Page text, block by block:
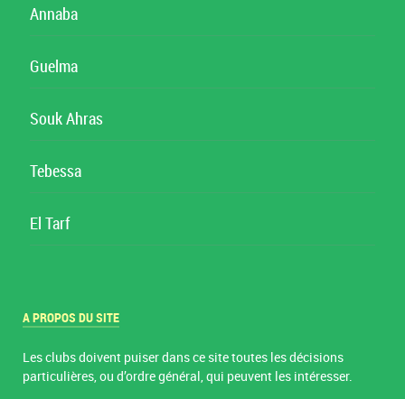
Annaba
Guelma
Souk Ahras
Tebessa
El Tarf
A PROPOS DU SITE
Les clubs doivent puiser dans ce site toutes les décisions
particulières, ou d’ordre général, qui peuvent les intéresser.